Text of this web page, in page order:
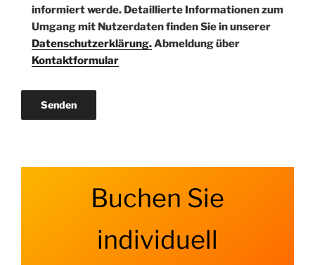
informiert werde. Detaillierte Informationen zum
Umgang mit Nutzerdaten finden Sie in unserer
Datenschutzerklärung.Abmeldung über
Kontaktformular
Buchen Sie
individuell